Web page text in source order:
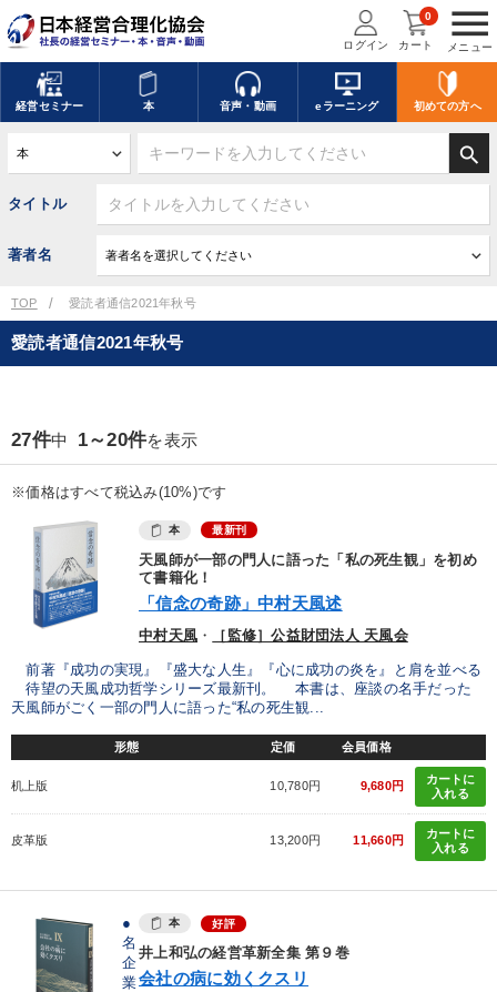
menu
メニュー
ログイン カート
0
経営セミナー 本 音声・動画 eラーニング 初めての方へ
search
タイトル
著者名
TOP 愛読者通信2021年秋号
愛読者通信2021年秋号
27件中 1～20件を表示
※価格はすべて税込み(10%)です
本 最新刊
天風師が一部の門人に語った「私の死生観」を初め
て書籍化！
「信念の奇跡」中村天風述
中村天風 ・ ［監修］公益財団法人 天風会
前著『成功の実現』『盛大な人生』『心に成功の炎を』と肩を並べる
待望の天風成功哲学シリーズ最新刊。 本書は、座談の名手だった
天風師がごく一部の門人に語った“私の死生観...
形態 定価 会員価格
机上版 10,780円 9,680円
カートに
入れる
皮革版 13,200円 11,660円
カートに
入れる
本 好評
井上和弘の経営革新全集 第９巻
会社の病に効くクスリ
●
名
企
業